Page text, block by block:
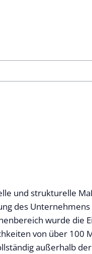
und strukturelle
des
wurde die
von über 100
außerhalb